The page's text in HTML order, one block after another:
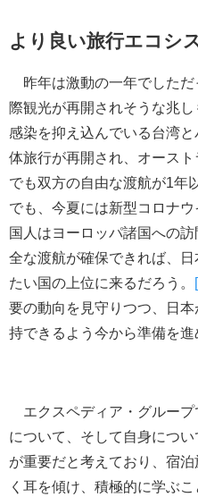
より良い旅行エコシ
昨年は激動の一年でしただ
際観光が再開されそうな兆し
感染を抑え込んでいる台湾
体旅行が再開され、オース
でも双方の自由な渡航が1年
でも、今夏には新型コロナ
国人はヨーロッパ諸国への
全な渡航が確保できれば、
たい国の上位に来るだろう。
要の動向を見守りつつ、日
持できるよう今から準備を進
エクスペディア・グループ
について、そして自身につ
が重要だと考えており、宿
く耳を傾け、積極的に学ぶ